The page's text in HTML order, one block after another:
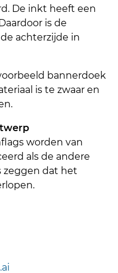
De inkt heeft een
is de
achterzijde in
bannerdoek
is te zwaar en
worden van
als de andere
zeggen dat het